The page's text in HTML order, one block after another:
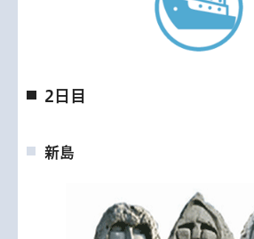
2日目
新島